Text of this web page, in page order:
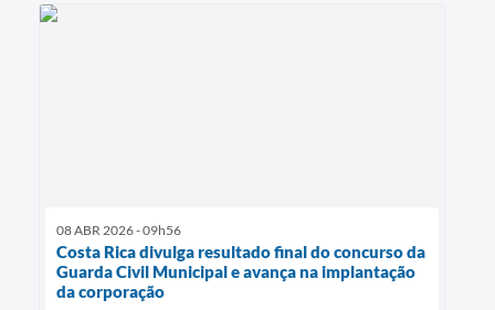
08 ABR 2026 - 09h56
Costa Rica divulga resultado final do concurso da
Guarda Civil Municipal e avança na implantação
da corporação